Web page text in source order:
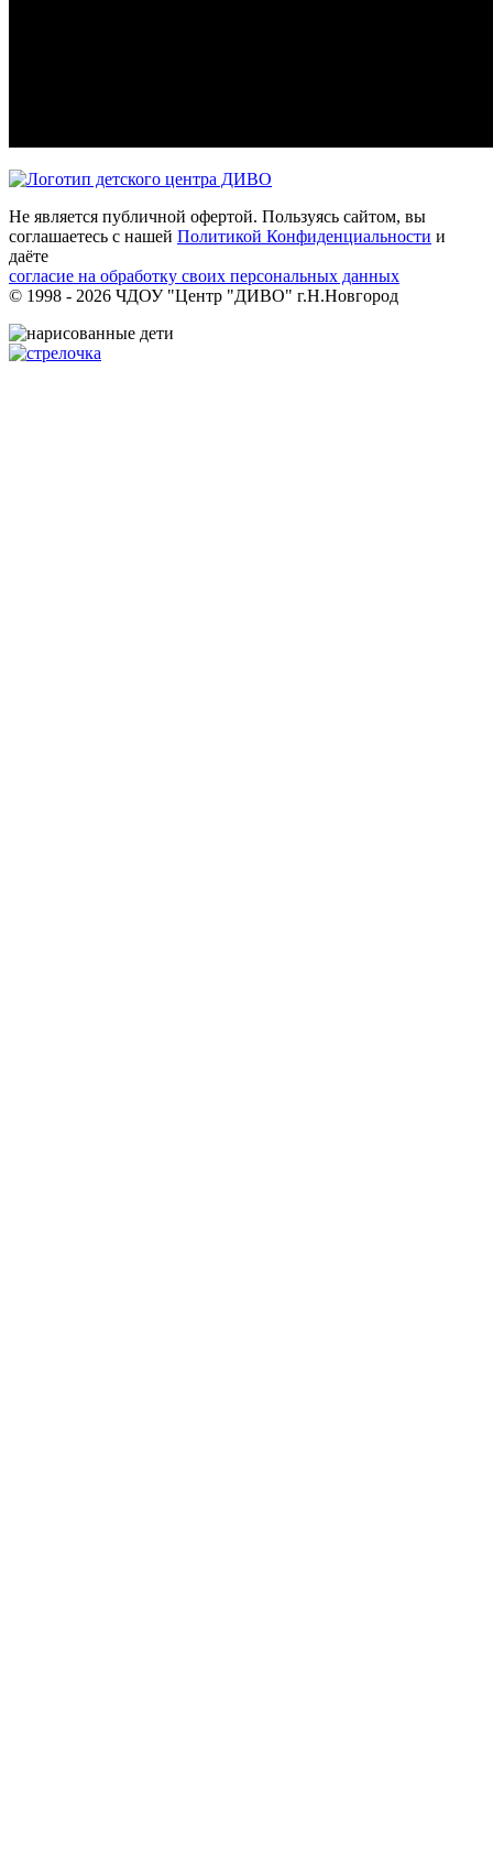
Не является публичной офертой. Пользуясь сайтом, вы
соглашаетесь с нашей Политикой Конфиденциальности и
даёте
согласие на обработку своих персональных данных
© 1998 - 2026 ЧДОУ "Центр "ДИВО" г.Н.Новгород